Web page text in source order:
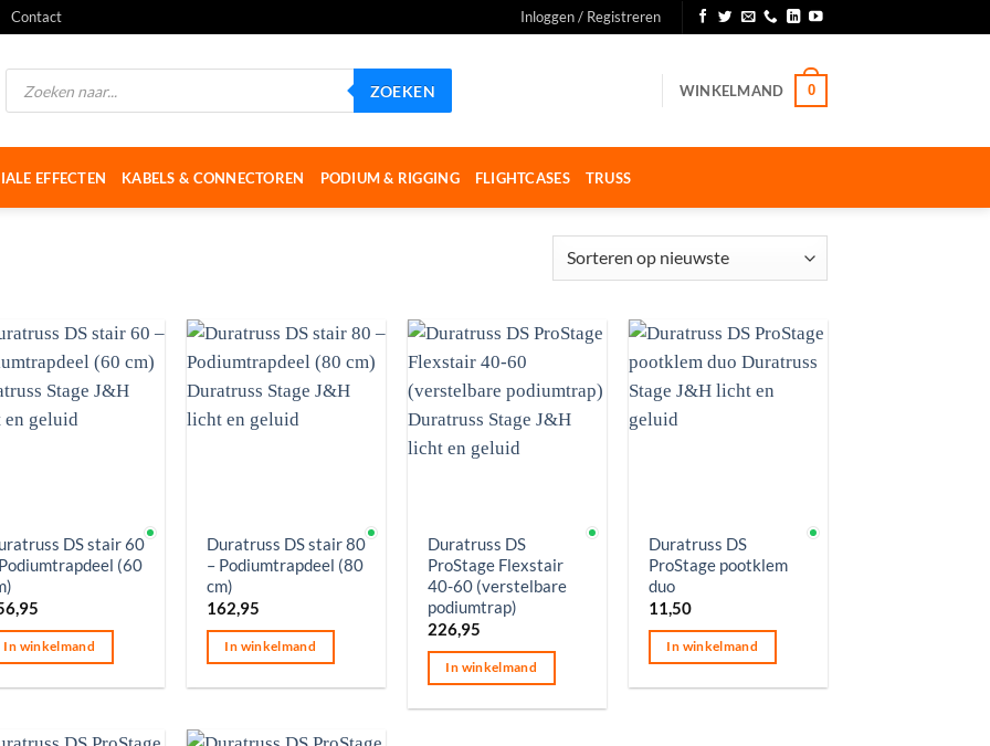
Contact Inloggen / Registreren
Producten
zoeken
ZOEKEN WINKELMAND 0
EFFECTEN KABELS & CONNECTOREN PODIUM & RIGGING FLIGHTCASES TRUSS
voorraadDS stair 60
(60
In winkelmand
Op voorraad
Duratruss DS stair 80
– Podiumtrapdeel (80
cm)
162,95
In winkelmand
Op voorraad
Duratruss DS
ProStage Flexstair
40-60 (verstelbare
podiumtrap)
226,95
In winkelmand
Op voorraad
Duratruss DS
ProStage pootklem
duo
11,50
In winkelmand